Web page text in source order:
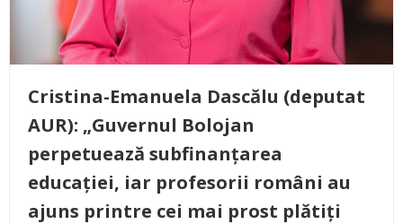
Cristina-Emanuela Dascălu (deputat
AUR): „Guvernul Bolojan
perpetuează subfinanțarea
educației, iar profesorii români au
ajuns printre cei mai prost plătiți